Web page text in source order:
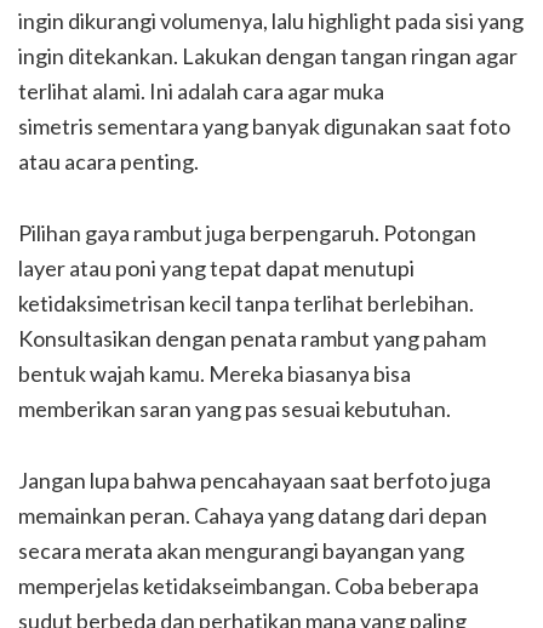
ingin dikurangi volumenya, lalu highlight pada sisi yang
ingin ditekankan. Lakukan dengan tangan ringan agar
terlihat alami. Ini adalah cara agar muka
simetris sementara yang banyak digunakan saat foto
atau acara penting.
Pilihan gaya rambut juga berpengaruh. Potongan
layer atau poni yang tepat dapat menutupi
ketidaksimetrisan kecil tanpa terlihat berlebihan.
Konsultasikan dengan penata rambut yang paham
bentuk wajah kamu. Mereka biasanya bisa
memberikan saran yang pas sesuai kebutuhan.
Jangan lupa bahwa pencahayaan saat berfoto juga
memainkan peran. Cahaya yang datang dari depan
secara merata akan mengurangi bayangan yang
memperjelas ketidakseimbangan. Coba beberapa
sudut berbeda dan perhatikan mana yang paling